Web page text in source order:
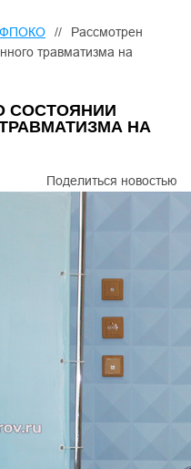
ФПОКО //
Рассмотрен
травматизма на
СОСТОЯНИИ
НА
Поделиться новостью